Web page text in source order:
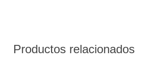
Productos relacionados